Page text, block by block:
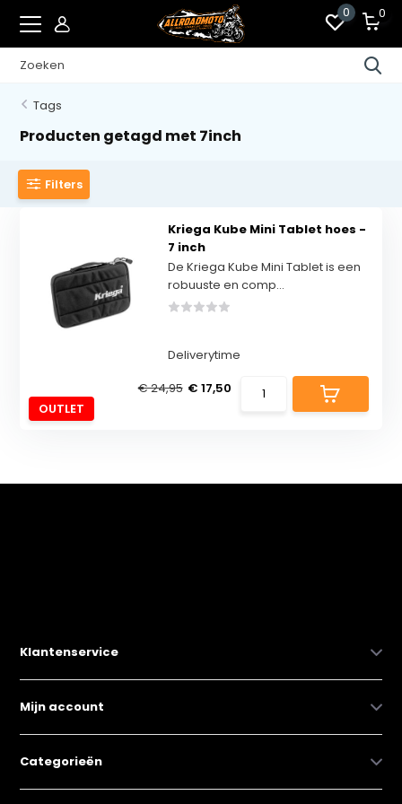
0 0
Tags
Producten getagd met 7inch
Filters
OUTLET
Kriega Kube Mini Tablet hoes -
7 inch
De Kriega Kube Mini Tablet is een
robuuste en comp...
Deliverytime
€ 24,95 € 17,50
Klantenservice
Mijn account
Categorieën